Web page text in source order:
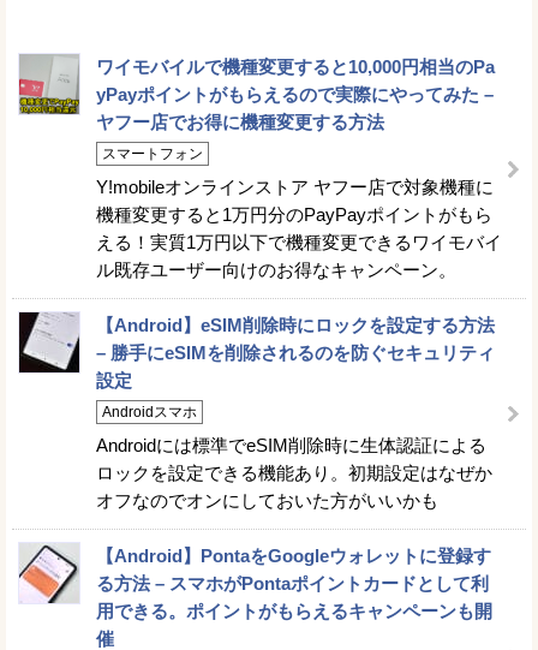
ワイモバイルで機種変更すると10,000円相当のPa
yPayポイントがもらえるので実際にやってみた –
ヤフー店でお得に機種変更する方法
スマートフォン
Y!mobileオンラインストア ヤフー店で対象機種に
機種変更すると1万円分のPayPayポイントがもら
える！実質1万円以下で機種変更できるワイモバイ
ル既存ユーザー向けのお得なキャンペーン。
【Android】eSIM削除時にロックを設定する方法
– 勝手にeSIMを削除されるのを防ぐセキュリティ
設定
Androidスマホ
Androidには標準でeSIM削除時に生体認証による
ロックを設定できる機能あり。初期設定はなぜか
オフなのでオンにしておいた方がいいかも
【Android】PontaをGoogleウォレットに登録す
る方法 – スマホがPontaポイントカードとして利
用できる。ポイントがもらえるキャンペーンも開
催